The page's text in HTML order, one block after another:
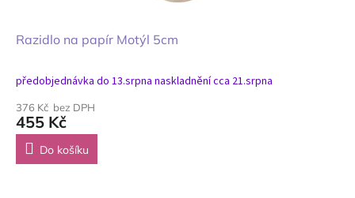
Razidlo na papír Motýl 5cm
předobjednávka do 13.srpna naskladnění cca 21.srpna
376 Kč bez DPH
455 Kč
Do košíku